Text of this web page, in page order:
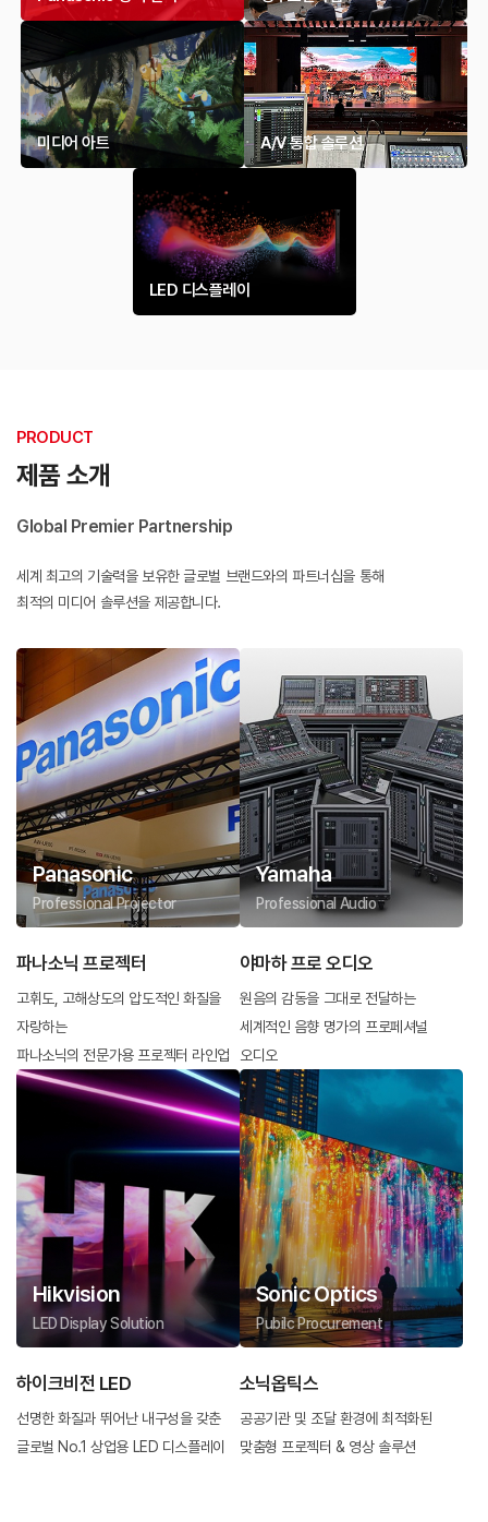
미디어 아트 A/V 통합 솔루션
LED 디스플레이
PRODUCT
제품 소개
Global Premier Partnership
세계 최고의 기술력을 보유한 글로벌 브랜드와의 파트너십을 통해
최적의 미디어 솔루션을 제공합니다.
Panasonic
Professional Projector
파나소닉 프로젝터
고휘도, 고해상도의 압도적인 화질을
자랑하는
파나소닉의 전문가용 프로젝터 라인업
Yamaha
Professional Audio
야마하 프로 오디오
원음의 감동을 그대로 전달하는
세계적인 음향 명가의 프로페셔널
오디오
Hikvision
LED Display Solution
하이크비전 LED
선명한 화질과 뛰어난 내구성을 갖춘
글로벌 No.1 상업용 LED 디스플레이
Sonic Optics
Pubilc Procurement
소닉옵틱스
공공기관 및 조달 환경에 최적화된
맞춤형 프로젝터 & 영상 솔루션